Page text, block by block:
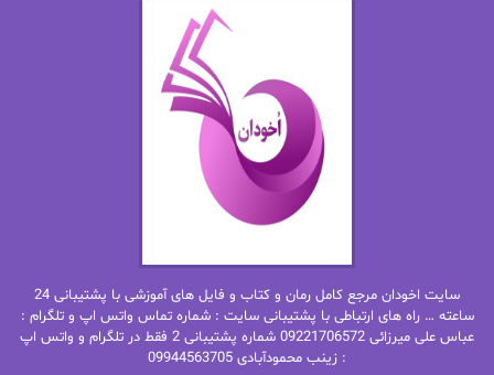
امیر فرهی
باران
بهار سلطانی
بهاره شیرازی
بهاره.م
بیتا فرخی
پاتریشیا ویلسون پرتو فرهمند
پرستو اسحقی
سایت اخودان مرجع کامل رمان و کتاب و فایل های آموزشی با پشتیبانی 24
ساعته … راه های ارتباطی با پشتیبانی سایت : شماره تماس واتس اپ و تلگرام :
عباس علی میرزائی 09221706572 شماره پشتیبانی 2 فقط در تلگرام و واتس اپ
: زینب محمودآبادی 09944563705